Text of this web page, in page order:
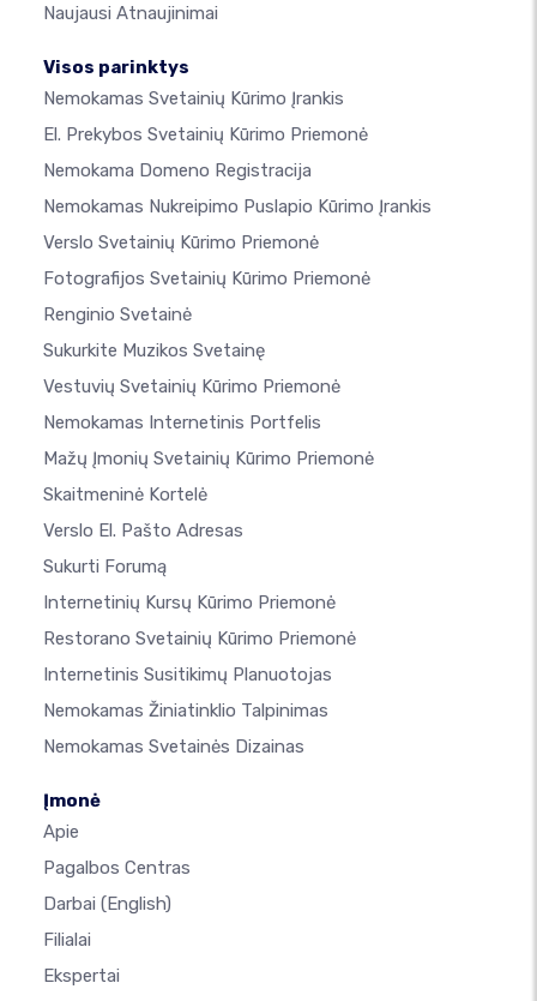
Naujausi Atnaujinimai
Visos parinktys
Nemokamas Svetainių Kūrimo Įrankis
El. Prekybos Svetainių Kūrimo Priemonė
Nemokama Domeno Registracija
Nemokamas Nukreipimo Puslapio Kūrimo Įrankis
Verslo Svetainių Kūrimo Priemonė
Fotografijos Svetainių Kūrimo Priemonė
Renginio Svetainė
Sukurkite Muzikos Svetainę
Vestuvių Svetainių Kūrimo Priemonė
Nemokamas Internetinis Portfelis
Mažų Įmonių Svetainių Kūrimo Priemonė
Skaitmeninė Kortelė
Verslo El. Pašto Adresas
Sukurti Forumą
Internetinių Kursų Kūrimo Priemonė
Restorano Svetainių Kūrimo Priemonė
Internetinis Susitikimų Planuotojas
Nemokamas Žiniatinklio Talpinimas
Nemokamas Svetainės Dizainas
Įmonė
Apie
Pagalbos Centras
Darbai (English)
Filialai
Ekspertai